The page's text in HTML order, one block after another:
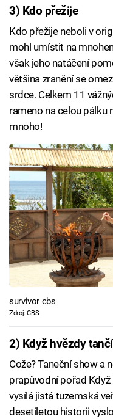
3) Kdo přežije
Kdo přežije neboli v
mohl umístit na
však jeho natáčení
většina zranění se
srdce. Celkem 11
rameno na celou pálku
mnoho!
survivor cbs
Zdroj: CBS
2) Když hvězdy tančí
Cože? Taneční show a
prapůvodní pořad
vysílá jistá tuzemská
desetiletou historii